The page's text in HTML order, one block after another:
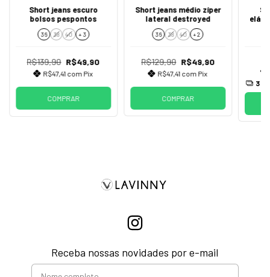
Short jeans escuro
bolsos pespontos
36 38 40 + 3
R$139,90 R$49,90
R$47,41 com Pix
COMPRAR
Short jeans médio zíper
lateral destroyed
36 38 40 + 2
R$129,90 R$49,90
R$47,41 com Pix
COMPRAR
3
Receba nossas novidades por e-mail